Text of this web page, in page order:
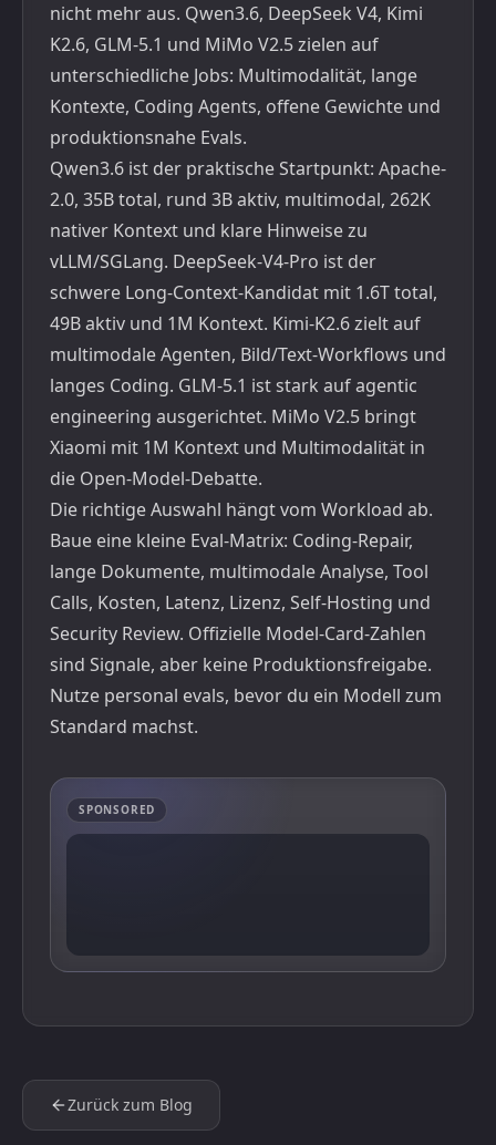
nicht mehr aus. Qwen3.6, DeepSeek V4, Kimi
K2.6, GLM-5.1 und MiMo V2.5 zielen auf
unterschiedliche Jobs: Multimodalität, lange
Kontexte, Coding Agents, offene Gewichte und
produktionsnahe Evals.
Qwen3.6 ist der praktische Startpunkt: Apache-
2.0, 35B total, rund 3B aktiv, multimodal, 262K
nativer Kontext und klare Hinweise zu
vLLM/SGLang. DeepSeek-V4-Pro ist der
schwere Long-Context-Kandidat mit 1.6T total,
49B aktiv und 1M Kontext. Kimi-K2.6 zielt auf
multimodale Agenten, Bild/Text-Workflows und
langes Coding. GLM-5.1 ist stark auf agentic
engineering ausgerichtet. MiMo V2.5 bringt
Xiaomi mit 1M Kontext und Multimodalität in
die Open-Model-Debatte.
Die richtige Auswahl hängt vom Workload ab.
Baue eine kleine Eval-Matrix: Coding-Repair,
lange Dokumente, multimodale Analyse, Tool
Calls, Kosten, Latenz, Lizenz, Self-Hosting und
Security Review. Offizielle Model-Card-Zahlen
sind Signale, aber keine Produktionsfreigabe.
Nutze personal evals, bevor du ein Modell zum
Standard machst.
SPONSORED
Zurück zum Blog